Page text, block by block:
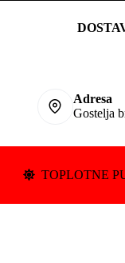
Adresa
Gostelja
TOPLOTNE